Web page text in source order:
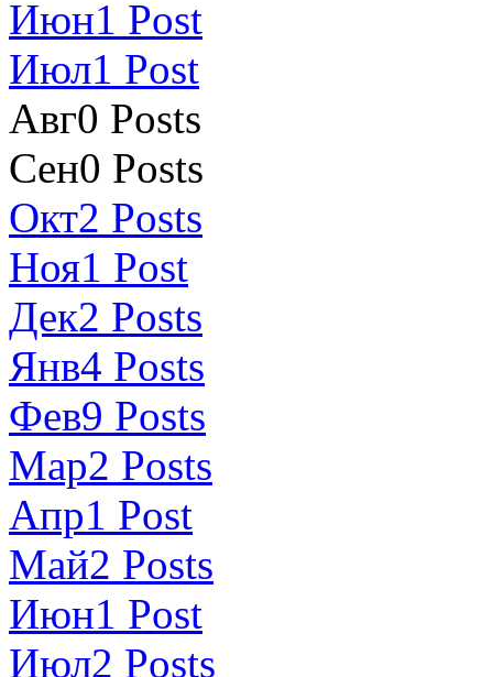
Июн1 Post
Июл1 Post
Авг0 Posts
Сен0 Posts
Окт2 Posts
Ноя1 Post
Дек2 Posts
Янв4 Posts
Фев9 Posts
Мар2 Posts
Апр1 Post
Май2 Posts
Июн1 Post
Июл2 Posts